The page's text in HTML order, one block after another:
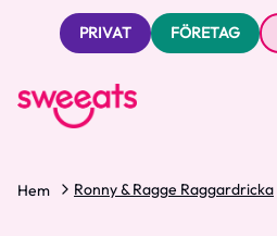
PRIVAT FÖRETAG
Hem Ronny & Ragge Raggardricka